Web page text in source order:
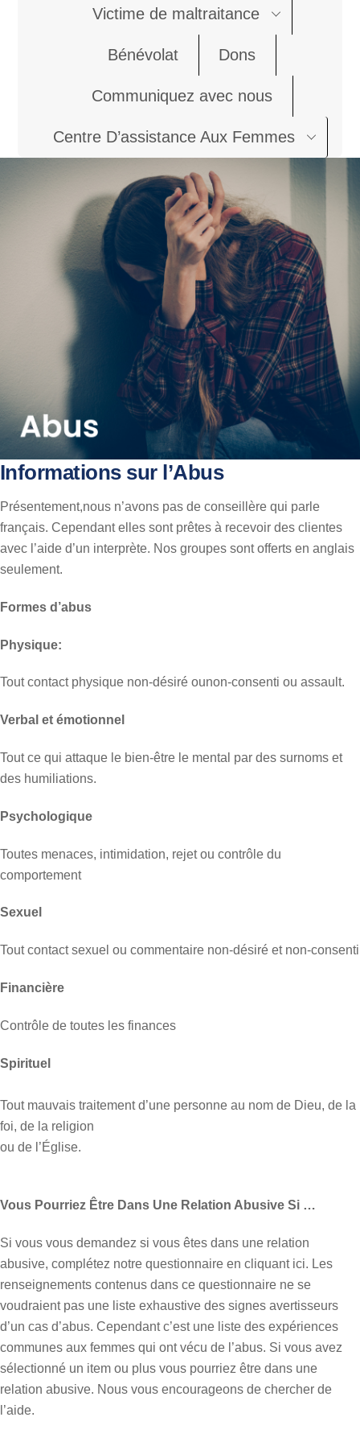
Victime de maltraitance
Bénévolat Dons
Communiquez avec nous
Centre D’assistance Aux Femmes
Informations sur l’Abus
Présentement,nous n’avons pas de conseillère qui parle
français. Cependant elles sont prêtes à recevoir des clientes
avec l’aide d’un interprète. Nos groupes sont offerts en anglais
seulement.
Formes d’abus
Physique:
Tout contact physique non-désiré ounon-consenti ou assault.
Verbal et émotionnel
Tout ce qui attaque le bien-être le mental par des surnoms et
des humiliations.
Psychologique
Toutes menaces, intimidation, rejet ou contrôle du
comportement
Sexuel
Tout contact sexuel ou commentaire non-désiré et non-consenti
Financière
Contrôle de toutes les finances
Spirituel
Tout mauvais traitement d’une personne au nom de Dieu, de la
foi, de la religion
ou de l’Église.
Vous Pourriez Être Dans Une Relation Abusive Si …
Si vous vous demandez si vous êtes dans une relation
abusive, complétez notre questionnaire en cliquant ici. Les
renseignements contenus dans ce questionnaire ne se
voudraient pas une liste exhaustive des signes avertisseurs
d’un cas d’abus. Cependant c’est une liste des expériences
communes aux femmes qui ont vécu de l’abus. Si vous avez
sélectionné un item ou plus vous pourriez être dans une
relation abusive. Nous vous encourageons de chercher de
l’aide.